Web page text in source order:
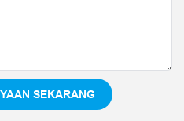
SEKARANG